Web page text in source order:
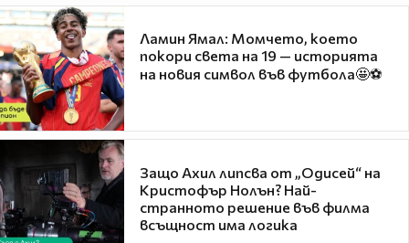
Ламин Ямал: Момчето, което
покори света на 19 — историята
на новия символ във футбола🤩⚽
Защо Ахил липсва от „Одисей“ на
Кристофър Нолън? Най-
странното решение във филма
всъщност има логика